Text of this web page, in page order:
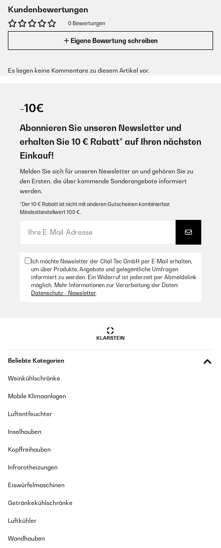
Kundenbewertungen
0 Bewertungen
Eigene Bewertung schreiben
Es liegen keine Kommentare zu diesem Artikel vor.
-10€
Abonnieren Sie unseren Newsletter und
erhalten Sie 10 € Rabatt* auf Ihren nächsten
Einkauf!
Melden Sie sich für unseren Newsletter an und gehören Sie zu
den Ersten, die über kommende Sonderangebote informiert
werden.
*Der 10 € Rabatt ist nicht mit anderen Gutscheinen kombinierbar.
Mindestbestellwert 100 €.
Ich möchte Newsletter der Chal-Tec GmbH per E-Mail erhalten,
um über Produkte, Angebote und gelegentliche Umfragen
informiert zu werden. Ein Widerruf ist jederzeit per Abmeldelink
möglich. Mehr Informationen zur Verarbeitung der Daten:
Datenschutz - Newsletter.
Beliebte Kategorien
Weinkühlschränke
Mobile Klimaanlagen
Luftentfeuchter
Inselhauben
Kopffreihauben
Infrarotheizungen
Eiswürfelmaschinen
Getränkekühlschränke
Luftkühler
Wandhauben